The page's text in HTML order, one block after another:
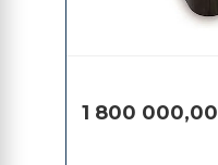
1 800 000,00